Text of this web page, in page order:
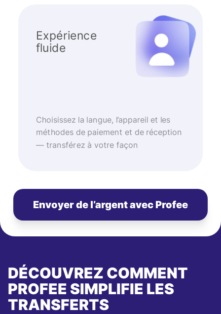
Expérience
fluide
Choisissez la langue, l’appareil et les
méthodes de paiement et de réception
— transférez à votre façon
Envoyer de l’argent avec Profee
DÉCOUVREZ COMMENT
PROFEE SIMPLIFIE LES
TRANSFERTS